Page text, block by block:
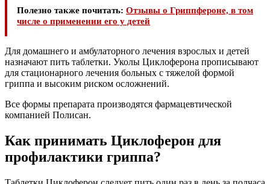
Полезно также почитать: Отзывы о Гриппфероне, в том
числе о применении его у детей
Для домашнего и амбулаторного лечения взрослых и детей
назначают пить таблетки. Уколы Циклоферона прописывают
для стационарного лечения больных с тяжелой формой
гриппа и высоким риском осложнений.
Все формы препарата производятся фармацевтической
компанией Полисан.
Как принимать Циклоферон для
профилактики гриппа?